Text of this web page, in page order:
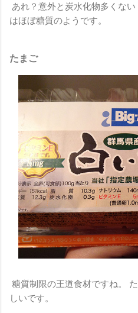
あれ？意外と炭水化物多くな
はほぼ糖質のようです。
たまご
糖質制限の王道食材ですね。
しいです。